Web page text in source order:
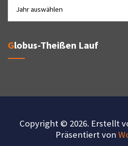
Globus-Theißen Lauf
Copyright © 2026. Erstellt
Präsentiert von